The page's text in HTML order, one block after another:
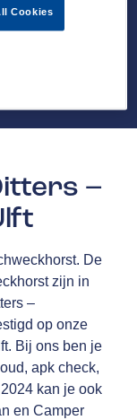
–
De
zijn in
–
op onze
Bij ons ben je
apk check,
kan je ook
en Camper
Cookies